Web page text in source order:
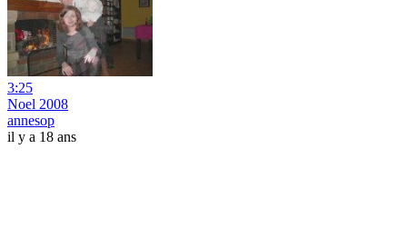
3:25
Noel 2008
annesop
il y a 18 ans